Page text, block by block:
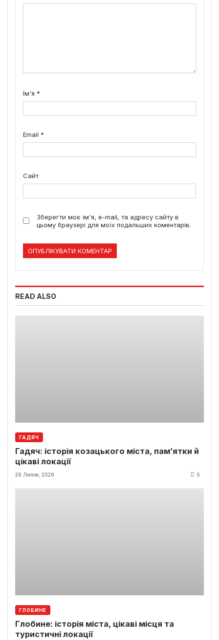
Ім'я *
Email *
Сайт
Зберегти моє ім'я, e-mail, та адресу сайту в
цьому браузері для моїх подальших коментарів.
READ ALSO
ГАДЯЧ
Гадяч: історія козацького міста, пам’ятки й
цікаві локації
26 Липня, 2026 0
ГЛОБИНЕ
Глобине: історія міста, цікаві місця та
туристичні локації